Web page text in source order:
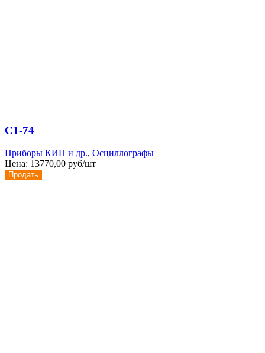
С1-74
Приборы КИП и др., Осциллографы
Цена: 13770,00 руб/шт
Продать